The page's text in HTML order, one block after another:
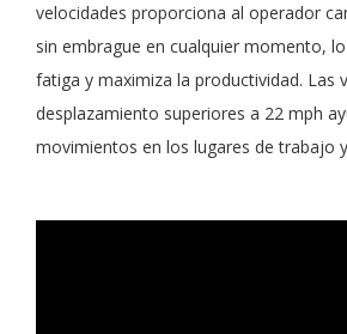
velocidades proporciona al operador
sin embrague en cualquier momento,
fatiga y maximiza la productividad. Las
desplazamiento superiores a 22 mph
movimientos en los lugares de trabajo